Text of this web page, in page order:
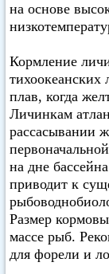
на основе
Кормление
тихоокеанских
плав, когда
Личинкам
рассасывании
на дне
приводит к
Размер
массе рыб.
для форели и